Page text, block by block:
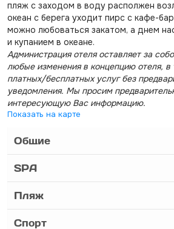
пляж с заходом в воду располжен
океан с берега уходит пирс с кафе-
можно любоваться закатом, а днем
и купанием в океане.
Администрация отеля оставляет за
любые изменения в концепцию отеля, в
платных/бесплатных услуг без
уведомления. Мы просим
интересующую Вас информацию.
Показать на карте
Общие
SPA
Пляж
Спорт